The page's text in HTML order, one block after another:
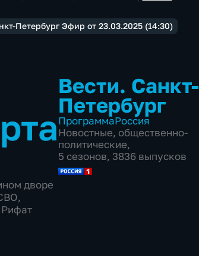
Петербург Эфир от 23.03.2025 (14:30)
дворе
Вести. Санкт-
Петербург
ПрограммаРоссия
Новостные, общественно-
политические,
5 сезонов, 3836 выпусков